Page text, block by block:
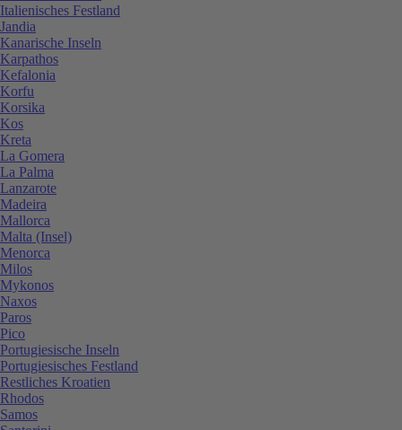
Italienisches Festland
Jandia
Kanarische Inseln
Karpathos
Kefalonia
Korfu
Korsika
Kos
Kreta
La Gomera
La Palma
Lanzarote
Madeira
Mallorca
Malta (Insel)
Menorca
Milos
Mykonos
Naxos
Paros
Pico
Portugiesische Inseln
Portugiesisches Festland
Restliches Kroatien
Rhodos
Samos